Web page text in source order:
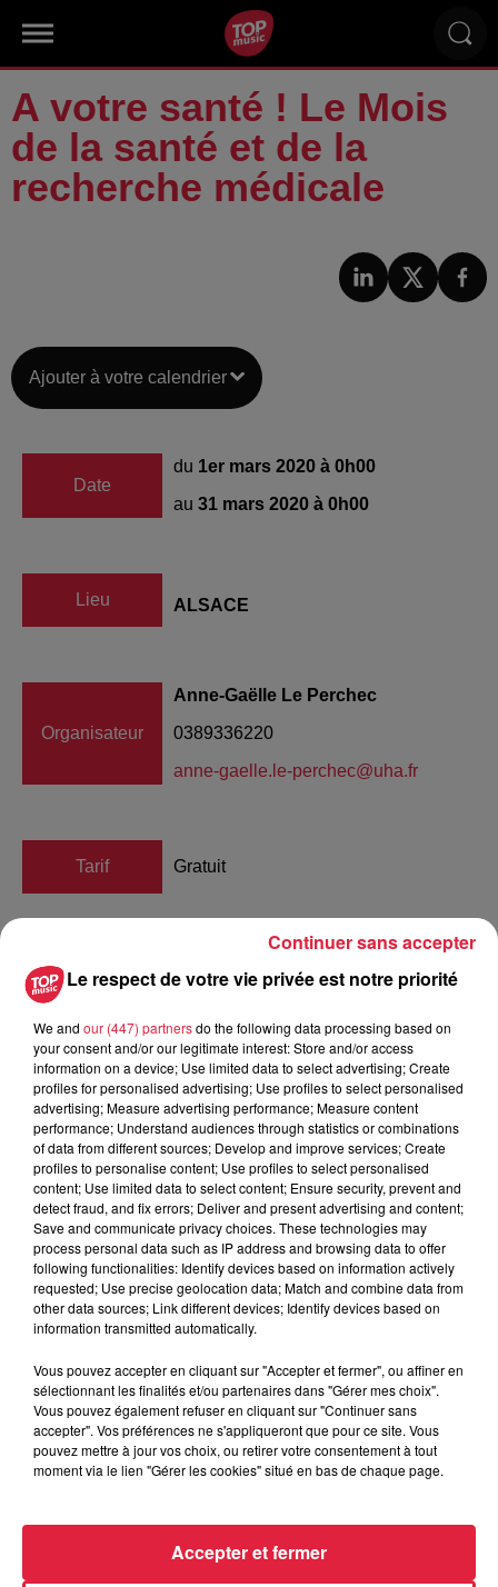
A votre santé ! Le Mois
de la santé et de la
recherche médicale
Ajouter à votre calendrier
Date
du 1er mars 2020 à 0h00
au 31 mars 2020 à 0h00
Lieu ALSACE
Organisateur
Anne-Gaëlle Le Perchec
0389336220
anne-gaelle.le-perchec@uha.fr
Tarif Gratuit
S’il est un sujet partagé par un large public c’est bien celui
de la santé ! Depuis le fonctionnement du cerveau jusqu’à
invalidantes nos liens avec les questions de santé font
partie de notre quotidien. À l’heure où les sources
d’information sur la santé et la médecine se multiplient à
l’heure où la fréquentation du web sur ces sujets est en forte
hausse À votre santé ! permet de dépasser les idées
préconçues et de poser toutes vos questions aux
scientifiques. Cette manifestation d’envergure est un rendez-
vous incontournable qui grâce aux chercheurs aux
médecins aux associations de malades permet d’informer le
public sur les avancées de la recherche médicale et les
sujets d’actualité liés à la santé. Du 1er au 31 mars de très
nombreux événements ouverts à tous sont organisés dans
tout le Grand Est et notamment en Alsace tels que des
expositions des débats des escape game des rencontres
des conférences des ciné-débats … sur des sujets variés
comme les tiques la maladie de Charcot la santé des bébés
les remèdes de grand-mère le cerveau la méditation. À votre
le Grand Est est une manifestation initiée par l'Inserm Est et
Le respect de votre vie privée est notre priorité
We and our (447) partnersdo the following data processing based on
your consent and/or our legitimate interest: Store and/or access
information on a device; Use limited data to select advertising; Create
profiles for personalised advertising; Use profiles to select personalised
advertising; Measure advertising performance; Measure content
performance; Understand audiences through statistics or combinations
of data from different sources; Develop and improve services; Create
profiles to personalise content; Use profiles to select personalised
content; Use limited data to select content; Ensure security, prevent and
detect fraud, and fix errors; Deliver and present advertising and content;
Save and communicate privacy choices. These technologies may
process personal data such as IP address and browsing data to offer
following functionalities: Identify devices based on information actively
requested; Use precise geolocation data; Match and combine data from
other data sources; Link different devices; Identify devices based on
information transmitted automatically.
Vous pouvez accepter en cliquant sur "Accepter et fermer", ou affiner en
sélectionnant les finalités et/ou partenaires dans "Gérer mes choix".
Vous pouvez également refuser en cliquant sur "Continuer sans
accepter". Vos préférences ne s'appliqueront que pour ce site. Vous
pouvez mettre à jour vos choix, ou retirer votre consentement à tout
moment via le lien "Gérer les cookies" situé en bas de chaque page.
Accepter et fermer
Continuer sans accepter